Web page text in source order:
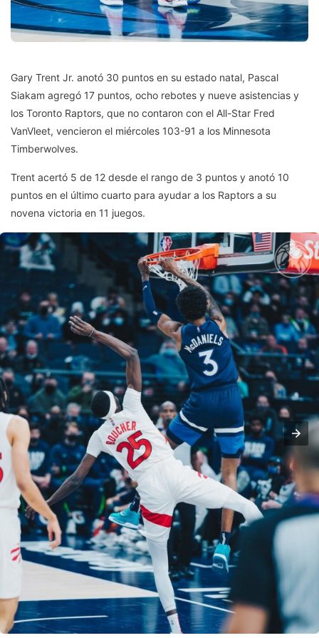
Gary Trent Jr. anotó 30 puntos en su estado natal, Pascal
Siakam agregó 17 puntos, ocho rebotes y nueve asistencias y
los Toronto Raptors, que no contaron con el All-Star Fred
VanVleet, vencieron el miércoles 103-91 a los Minnesota
Timberwolves.
Trent acertó 5 de 12 desde el rango de 3 puntos y anotó 10
puntos en el último cuarto para ayudar a los Raptors a su
novena victoria en 11 juegos.